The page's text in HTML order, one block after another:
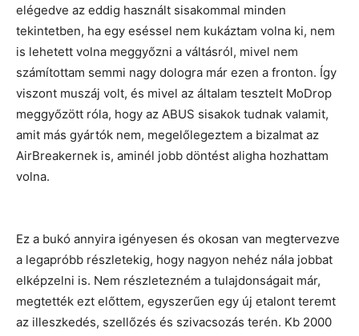
elégedve az eddig használt sisakommal minden
tekintetben, ha egy eséssel nem kukáztam volna ki, nem
is lehetett volna meggyőzni a váltásról, mivel nem
számítottam semmi nagy dologra már ezen a fronton. Így
viszont muszáj volt, és mivel az általam tesztelt MoDrop
meggyőzött róla, hogy az ABUS sisakok tudnak valamit,
amit más gyártók nem, megelőlegeztem a bizalmat az
AirBreakernek is, aminél jobb döntést aligha hozhattam
volna.
Ez a bukó annyira igényesen és okosan van megtervezve
a legapróbb részletekig, hogy nagyon nehéz nála jobbat
elképzelni is. Nem részletezném a tulajdonságait már,
megtették ezt előttem, egyszerűen egy új etalont teremt
az illeszkedés, szellőzés és szivacsozás terén. Kb 2000